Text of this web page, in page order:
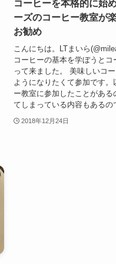
コーヒーを本格的に始
ーズのコーヒー教室が
お勧め
こんにちは。LTまいら
コーヒーの基本を学ぼうとコ
って来ました。 美味しいコ
ようになりたくて参加です。
ー教室に参加したことがある
てしまっている内容もあるの
2018年12月24日